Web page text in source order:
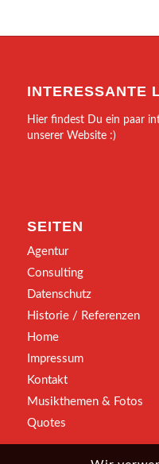
INTERESSANTE
Hier findest Du ein paar
unserer Website :)
SEITEN
Agentur
Consulting
Datenschutz
Historie / Referenzen
Home
Impressum
Kontakt
Musikthemen & Fotos
Quotes